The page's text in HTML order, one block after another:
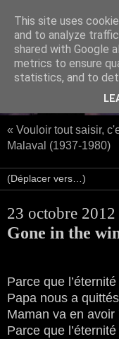
« Vouloir tout saisir,
Malaval (1937-1980)
23 octobre 2012
Gone in the
Parce que
Papa nous a
Maman va en
Parce que
This site uses
and to analyze
shared with Google
metrics to ensure
statistics, and to